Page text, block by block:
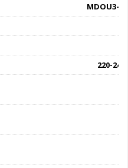
MDOU3-
220-